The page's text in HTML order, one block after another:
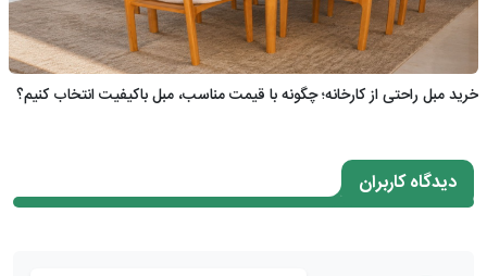
خرید مبل راحتی از کارخانه؛ چگونه با قیمت مناسب، مبل باکیفیت انتخاب کنیم؟
دیدگاه کاربران